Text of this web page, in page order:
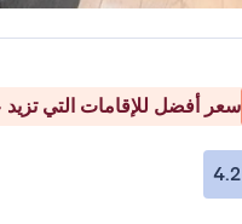
سعر أفضل للإقامات التي تزيد عن 28
4.2